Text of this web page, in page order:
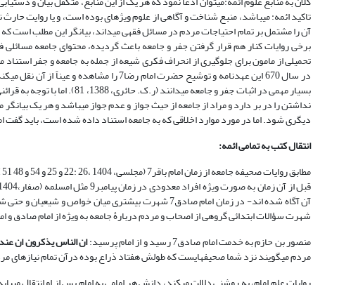
آن را مشتمل بر تمام احتیاجات مردم در مسائل فقهی می‏داند، بیان‏گر این مطلب
در سال 670 این عهدنامه و توشیح حضرت
بسیار مهمی در اثبات جفر و
نداشتن را در بر دارد و مراد از جامعه از حیث جواز و عدم جواز می‏باشد و هر یک
دیگری شود. اما در مورد موارد اخلاقی که به جامعه استناد داده شده است، باید
انتقال کتب به تمامی ائمه:
شهرت سؤالات ابتدائی گروهی از اصحاب و مردم دربارۀ جامعه به ویژه از امام صادق و امام رضا8 است.
منصور بن حازم به خدمت امام صادق7 رسید و از امام پرسید:
ان الناس یذکرون ان
مردم می­گویند نزد شما صحیفه‏ایست که طولش هفتاد ذراع بوده درآن تمام نیازهای